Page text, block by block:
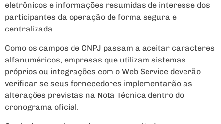
eletrônicos e informações resumidas de interesse dos
participantes da operação de forma segura e
centralizada.
Como os campos de CNPJ passam a aceitar caracteres
alfanuméricos, empresas que utilizam sistemas
próprios ou integrações com o Web Service deverão
verificar se seus fornecedores implementarão as
alterações previstas na Nota Técnica dentro do
cronograma oficial.